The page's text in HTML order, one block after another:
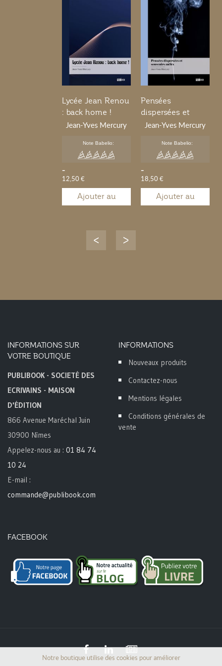
Lycée Jean Renou
: back home !
Jean-Yves Mercury
Note Babelio:
-
12,50 €
Ajouter au
Pensées
dispersées et
souvenirs mêlés
Jean-Yves Mercury
Note Babelio:
-
18,50 €
Ajouter au
INFORMATIONS SUR
VOTRE BOUTIQUE
PUBLIBOOK - SOCIETÉ DES
ECRIVAINS - MAISON
D'ÉDITION
866 Avenue Maréchal Juin
30900 Nîmes
Appelez-nous au : 01 84 74
10 24
E-mail :
commande@publibook.com
INFORMATIONS
Nouveaux produits
Contactez-nous
Mentions légales
Conditions générales de
vente
FACEBOOK
Notre boutique utilise des cookies pour améliorer